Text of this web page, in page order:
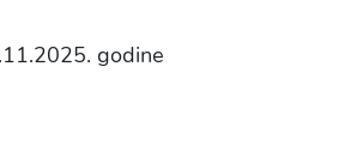
. godine